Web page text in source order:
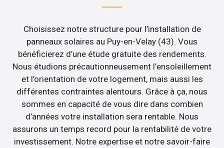
Choisissez notre structure pour l’installation de
panneaux solaires au Puy-en-Velay (43). Vous
bénéficierez d’une étude gratuite des rendements.
Nous étudions précautionneusement l’ensoleillement
et l’orientation de votre logement, mais aussi les
différentes contraintes alentours. Grâce à ça, nous
sommes en capacité de vous dire dans combien
d’années votre installation sera rentable. Nous
assurons un temps record pour la rentabilité de votre
investissement. Notre expertise et notre savoir-faire